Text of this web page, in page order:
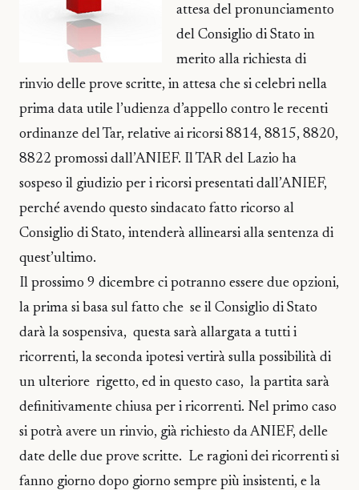
attesa del pronunciamento
del Consiglio di Stato in
merito alla richiesta di
rinvio delle prove scritte, in attesa che si celebri nella
prima data utile l’udienza d’appello contro le recenti
ordinanze del Tar, relative ai ricorsi 8814, 8815, 8820,
8822 promossi dall’ANIEF. Il TAR del Lazio ha
sospeso il giudizio per i ricorsi presentati dall’ANIEF,
perché avendo questo sindacato fatto ricorso al
Consiglio di Stato, intenderà allinearsi alla sentenza di
quest’ultimo.
Il prossimo 9 dicembre ci potranno essere due opzioni,
la prima si basa sul fatto che se il Consiglio di Stato
darà la sospensiva, questa sarà allargata a tutti i
ricorrenti, la seconda ipotesi vertirà sulla possibilità di
un ulteriore rigetto, ed in questo caso, la partita sarà
definitivamente chiusa per i ricorrenti. Nel primo caso
si potrà avere un rinvio, già richiesto da ANIEF, delle
date delle due prove scritte. Le ragioni dei ricorrenti si
fanno giorno dopo giorno sempre più insistenti, e la